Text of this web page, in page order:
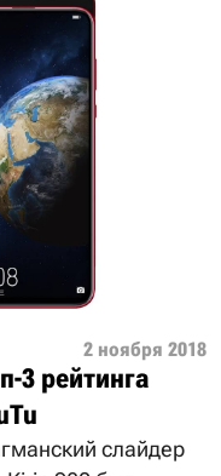
2 ноября 2018
3 рейтинга
слайдер